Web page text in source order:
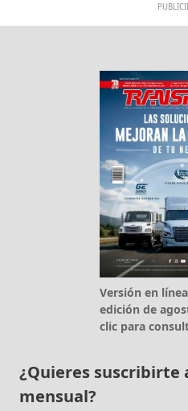
Versión en
edición de
clic para
¿Quieres suscribirte
mensual?